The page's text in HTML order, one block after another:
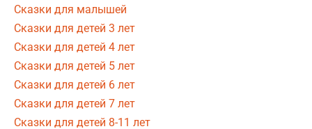
Сказки для малышей
Сказки для детей 3 лет
Сказки для детей 4 лет
Сказки для детей 5 лет
Сказки для детей 6 лет
Сказки для детей 7 лет
Сказки для детей 8-11 лет